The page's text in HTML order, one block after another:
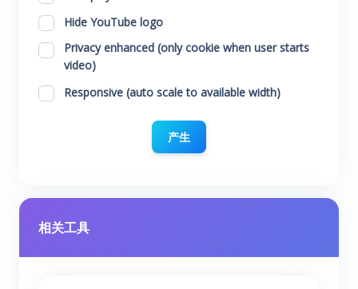
Hide YouTube logo
Privacy enhanced (only cookie when user starts
video)
Responsive (auto scale to available width)
产生
相关工具